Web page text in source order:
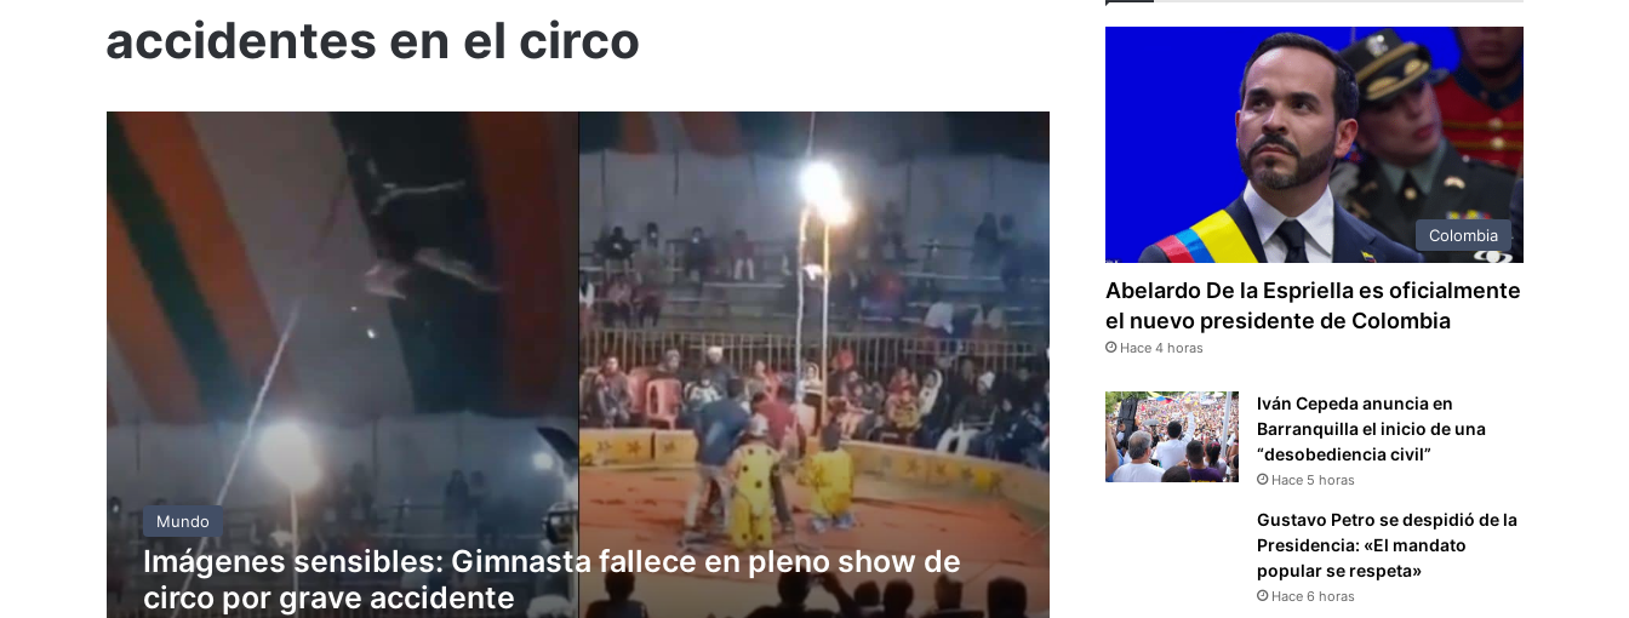
accidentes en el circo
Mundo
Imágenes sensibles: Gimnasta fallece en pleno show de
circo por grave accidente
Colombia
Abelardo De la Espriella es oficialmente
el nuevo presidente de Colombia
Hace 4 horas
Iván Cepeda anuncia en
Barranquilla el inicio de una
“desobediencia civil”
Hace 5 horas
Gustavo Petro se despidió de la
Presidencia: «El mandato
popular se respeta»
Hace 6 horas